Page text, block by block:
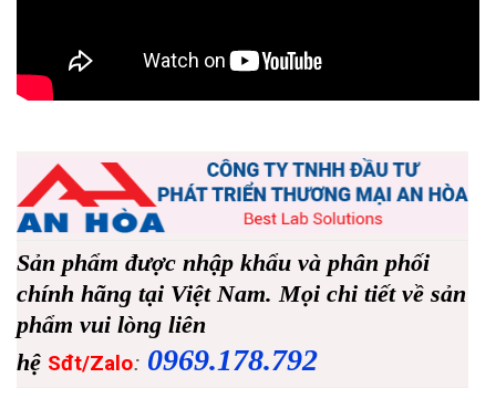
Sản phẩm được nhập khẩu và phân phối
chính hãng tại Việt Nam. Mọi chi tiết về sản
phẩm vui lòng liên
hệ Sđt/Zalo: 0969.178.792